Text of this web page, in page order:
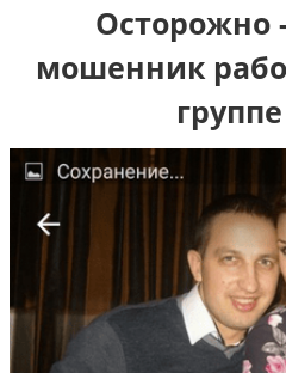
Осторожно
мошенник